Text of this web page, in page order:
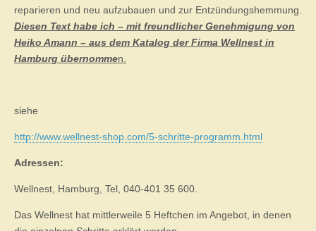
reparieren und neu aufzubauen und zur Entzündungshemmung.
Diesen Text habe ich – mit freundlicher Genehmigung von
Heiko Amann – aus dem Katalog der Firma Wellnest in
Hamburg übernommen.
siehe
http://www.wellnest-shop.com/5-schritte-programm.html
Adressen:
Wellnest, Hamburg, Tel, 040-401 35 600.
Das Wellnest hat mittlerweile 5 Heftchen im Angebot, in denen